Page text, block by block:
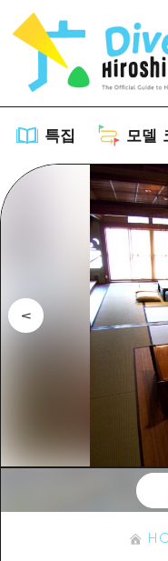
특집 모델
특집
목록
추천
아트
이벤
음식/술
사이클
쇼핑
스포
나이
모델 코
목록
히로
아키(
빈고(
관광지・
목록
히로
아키(
빈고(
비북(
게이
계절 정보
이벤트
유용한
목록
접근